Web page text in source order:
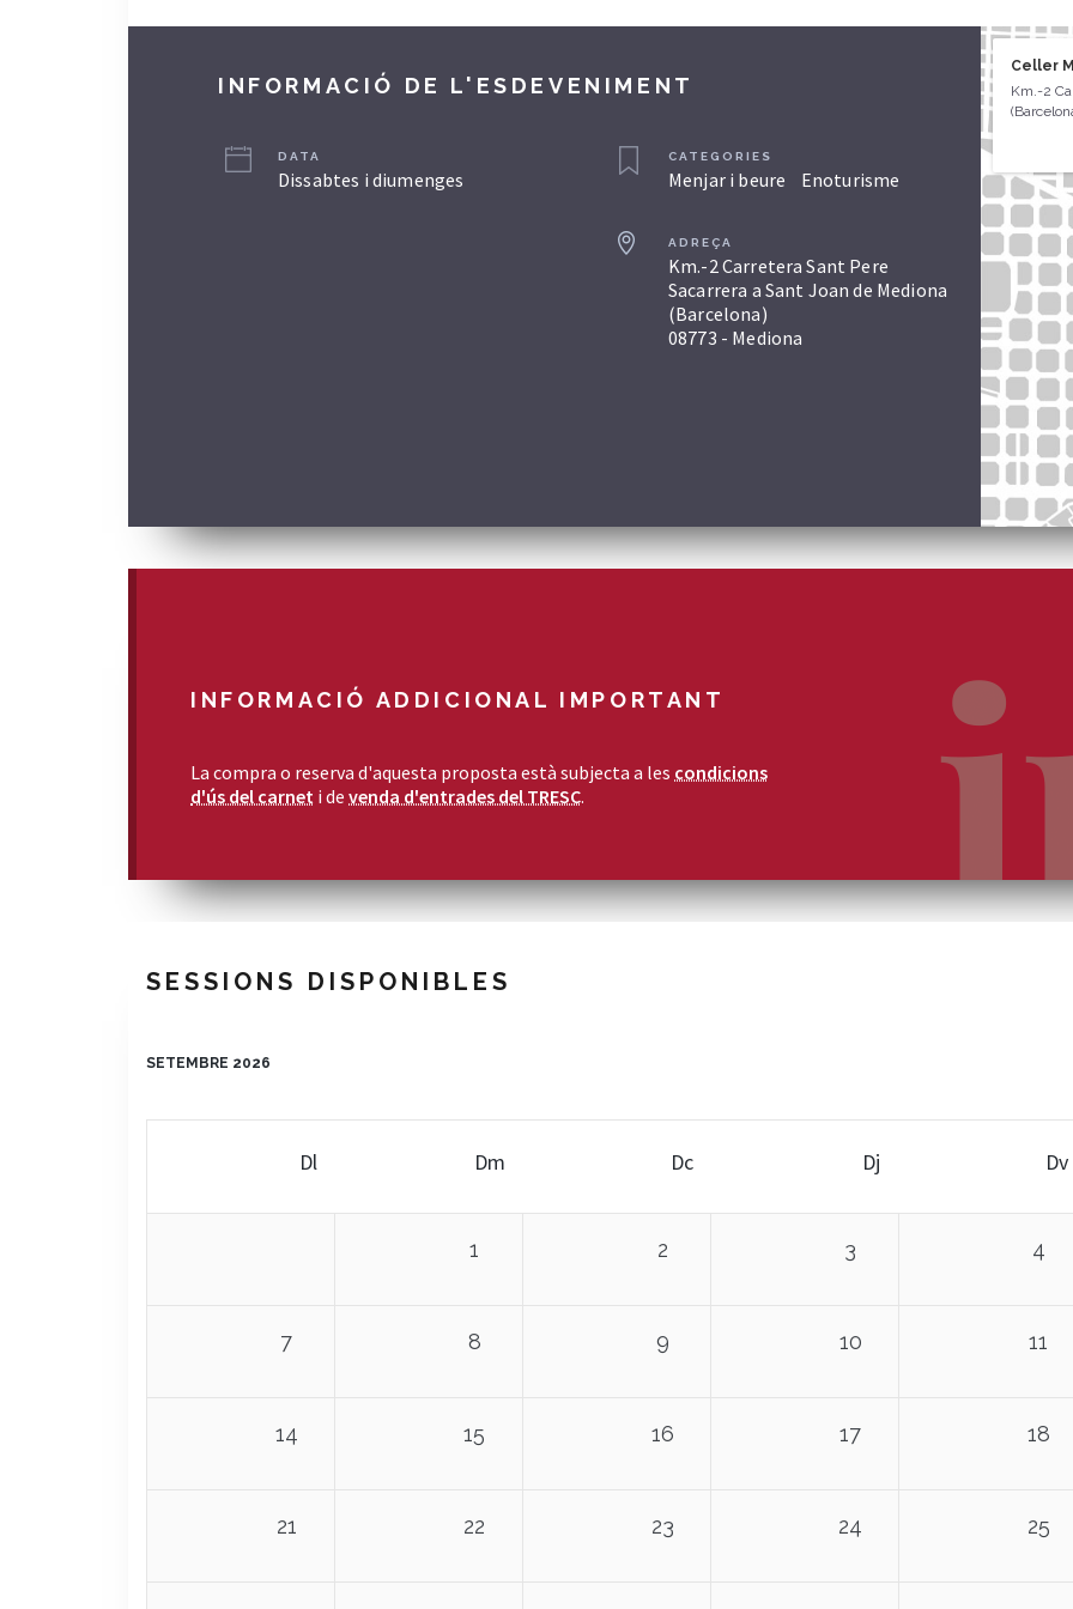
INFORMACIÓ DE L'ESDEVENIMENT
DATA
Dissabtes i diumenges
CATEGORIES
Menjar i beure Enoturisme
ADREÇA
Km.-2 Carretera Sant Pere
Sacarrera a Sant Joan de Mediona
(Barcelona)
08773 - Mediona
Celler
Km.-2
INFORMACIÓ ADDICIONAL IMPORTANT
La compra o reserva d'aquesta proposta està subjecta a les condicions
d'ús del carnet i de venda d'entrades del TRESC.
SESSIONS DISPONIBLES
SETEMBRE 2026
Dl Dm Dc Dj Dv
1 2 3 4
7 8 9 10 11
14 15 16 17 18
21 22 23 24 25